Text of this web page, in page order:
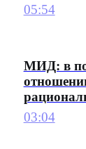
05:54
МИД: в
03:04